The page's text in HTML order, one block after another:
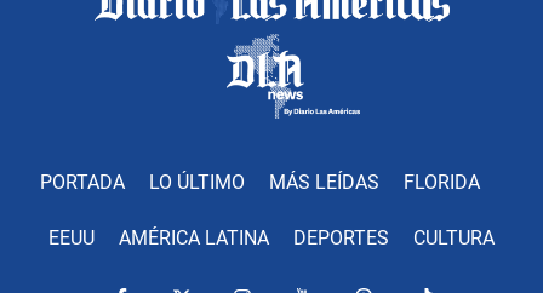
PORTADA LO ÚLTIMO MÁS LEÍDAS FLORIDA
EEUU AMÉRICA LATINA DEPORTES CULTURA